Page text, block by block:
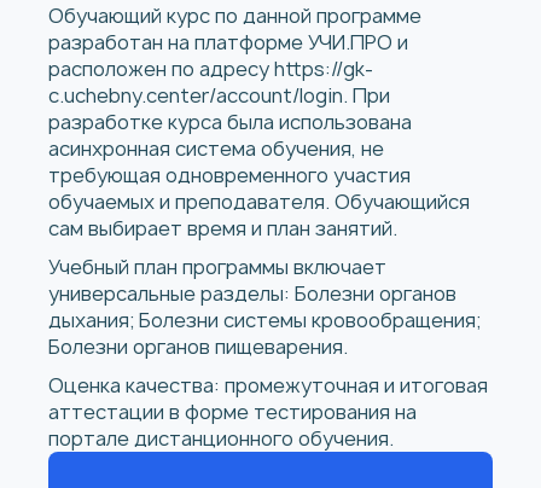
Обучающий курс по данной программе
разработан на платформе УЧИ.ПРО и
расположен по адресу https://gk-
c.uchebny.center/account/login. При
разработке курса была использована
асинхронная система обучения, не
требующая одновременного участия
обучаемых и преподавателя. Обучающийся
сам выбирает время и план занятий.
Учебный план программы включает
универсальные разделы: Болезни органов
дыхания; Болезни системы кровообращения;
Болезни органов пищеварения.
Оценка качества: промежуточная и итоговая
аттестации в форме тестирования на
портале дистанционного обучения.